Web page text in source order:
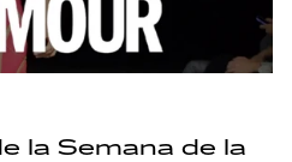
la Semana de la